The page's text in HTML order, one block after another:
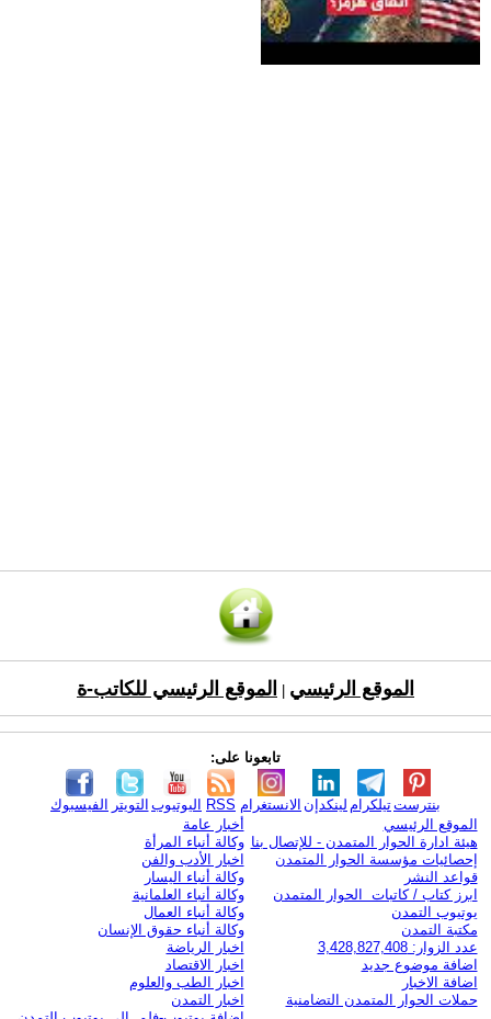
الموقع الرئيسي الموقع الرئيسي للكاتب-ة
تابعونا على:
الفيسبوك التويتر اليوتيوب RSS الانستغرام لينكدإن تيلكرامبنترست
الموقع الرئيسي
هيئة ادارة الحوار المتمدن - للإتصال بنا
إحصائيات مؤسسة الحوار المتمدن
قواعد النشر
ابرز كتاب / كاتبات الحوار المتمدن
يوتيوب التمدن
مكتبة التمدن
عدد الزوار: 3,428,827,408
اضافة موضوع جديد
اضافة الاخبار
حملات الحوار المتمدن التضامنية
أخبار عامة
وكالة أنباء المرأة
اخبار الأدب والفن
وكالة أنباء اليسار
وكالة أنباء العلمانية
وكالة أنباء العمال
وكالة أنباء حقوق الإنسان
اخبار الرياضة
اخبار الاقتصاد
اخبار الطب والعلوم
اخبار التمدن